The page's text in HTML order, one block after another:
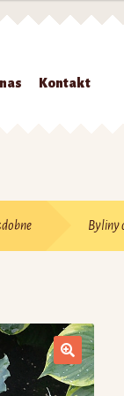
Kontakt
Byliny